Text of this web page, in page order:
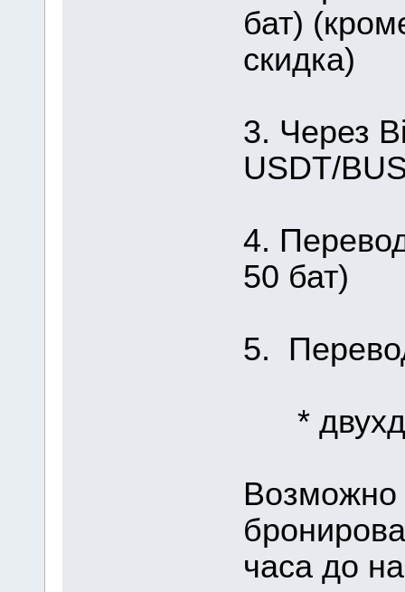
бат)
скидка)
3. Через
USDT/
4.
50 бат)
5.
*
Возможно
часа до